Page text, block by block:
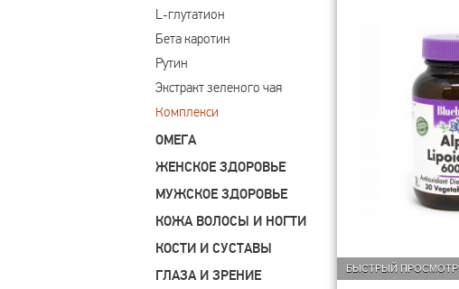
L-глутатион
Бета каротин
Рутин
Экстракт зеленого чая
Комплекси
ОМЕГА
ЖЕНСКОЕ ЗДОРОВЬЕ
МУЖСКОЕ ЗДОРОВЬЕ
КОЖА ВОЛОСЫ И НОГТИ
КОСТИ И СУСТАВЫ
ГЛАЗА И ЗРЕНИЕ
БЫСТРЫЙ ПРОСМОТР